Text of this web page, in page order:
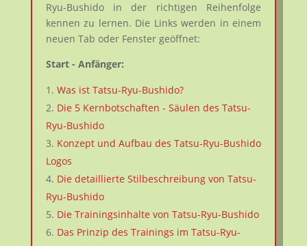
Ryu-Bushido in der richtigen Reihenfolge
kennen zu lernen. Die Links werden in einem
neuen Tab oder Fenster geöffnet:
Start - Anfänger:
Was ist Tatsu-Ryu-Bushido?
Die 5 Kernbotschaften - Säulen des Tatsu-
Ryu-Bushido
Konzept und Aufbau des Tatsu-Ryu-Bushido
Logos
Die detaillierte Stilbeschreibung von Tatsu-
Ryu-Bushido
Die Trainingsinhalte von Tatsu-Ryu-Bushido
Das Prinzip des Trainings im Tatsu-Ryu-